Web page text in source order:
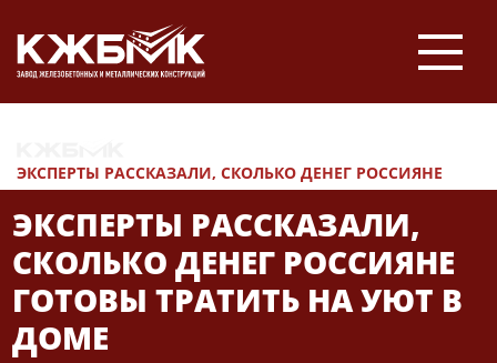
ЭКСПЕРТЫ РАССКАЗАЛИ, СКОЛЬКО ДЕНЕГ РОССИЯНЕ
ГОТОВЫ ТРАТИТЬ НА УЮТ В ДОМЕ
ЭКСПЕРТЫ РАССКАЗАЛИ,
СКОЛЬКО ДЕНЕГ РОССИЯНЕ
ГОТОВЫ ТРАТИТЬ НА УЮТ В
ДОМЕ